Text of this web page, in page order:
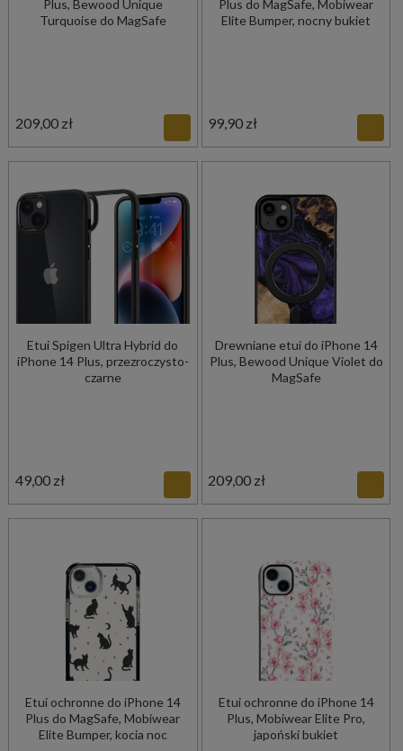
Plus, Bewood Unique
Turquoise do MagSafe
209,00 zł
Plus do MagSafe, Mobiwear
Elite Bumper, nocny bukiet
99,90 zł
Etui Spigen Ultra Hybrid do
iPhone 14 Plus, przezroczysto-
czarne
49,00 zł
Drewniane etui do iPhone 14
Plus, Bewood Unique Violet do
MagSafe
209,00 zł
Etui ochronne do iPhone 14
Plus do MagSafe, Mobiwear
Elite Bumper, kocia noc
Etui ochronne do iPhone 14
Plus, Mobiwear Elite Pro,
japoński bukiet